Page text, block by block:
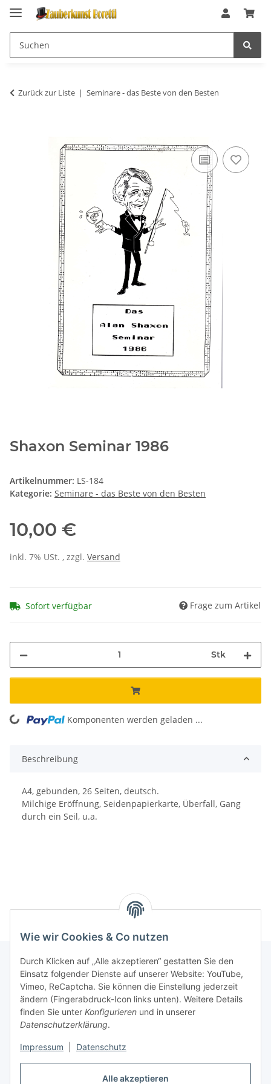
Alle akzeptieren
Wie wir Cookies & Co nutzen
Durch Klicken auf „Alle akzeptieren“ gestatten Sie den
Einsatz folgender Dienste auf unserer Website: YouTube,
Vimeo, ReCaptcha. Sie können die Einstellung jederzeit
ändern (Fingerabdruck-Icon links unten). Weitere Details
finden Sie unter Konfigurieren und in unserer
Datenschutzerklärung.
Impressum Datenschutz
Zurück zur Liste Seminare - das Beste von den Besten
Shaxon Seminar 1986
Artikelnummer: LS-184
Kategorie: Seminare - das Beste von den Besten
10,00 €
inkl. 7% USt. , zzgl. Versand
Sofort verfügbar Frage zum Artikel
Stk
Loading... Komponenten werden geladen ...
Beschreibung
A4, gebunden, 26 Seiten, deutsch.
Milchige Eröffnung, Seidenpapierkarte, Überfall, Gang
durch ein Seil, u.a.
Informationen
Gesetzliche Informationen